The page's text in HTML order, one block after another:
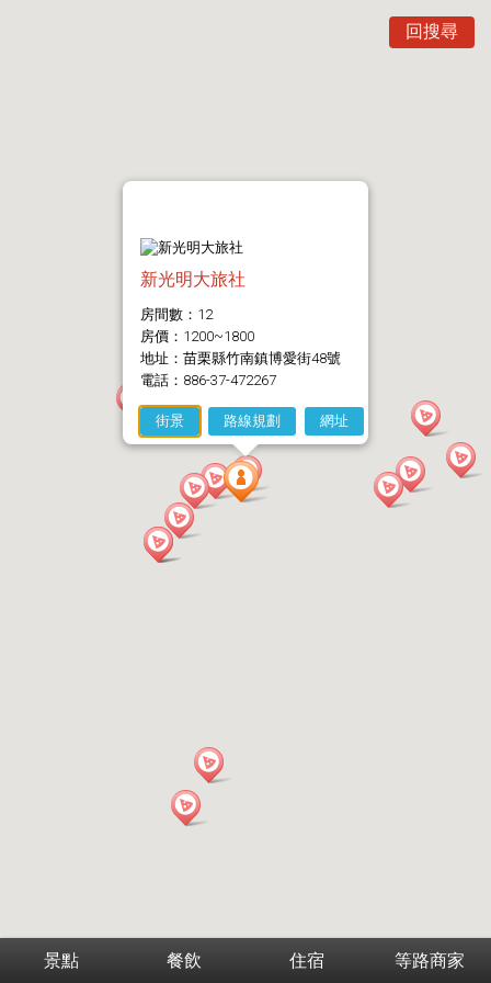
景點 餐飲 住宿 等路商家
回搜尋
新光明大旅社
房間數：12
房價：1200~1800
地址：苗栗縣竹南鎮博愛街48號
電話：886-37-472267
街景 路線規劃 網址